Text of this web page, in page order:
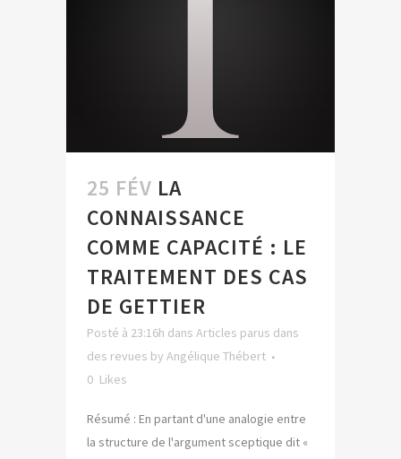
25 FÉV LA
CONNAISSANCE
COMME CAPACITÉ : LE
TRAITEMENT DES CAS
DE GETTIER
Posté à 23:16h dans Articles parus dans
des revues by Angélique Thébert
0 Likes
Résumé : En partant d'une analogie entre
la structure de l'argument sceptique dit «